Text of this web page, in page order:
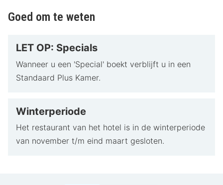
Goed om te weten
LET OP: Specials
Wanneer u een 'Special' boekt verblijft u in een
Standaard Plus Kamer.
Winterperiode
Het restaurant van het hotel is in de winterperiode
van november t/m eind maart gesloten.